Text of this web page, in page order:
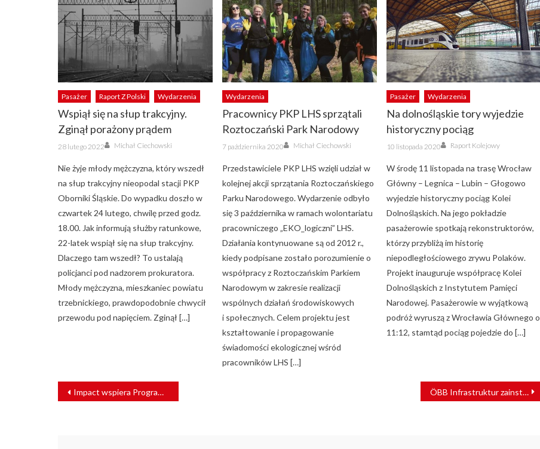
Pasażer Raport Z Polski Wydarzenia
Wspiął się na słup trakcyjny.
Zginął porażony prądem
Posted
on
28 lutego 2022 Author
Michał Ciechowski
Nie żyje młody mężczyzna, który wszedł
na słup trakcyjny nieopodal stacji PKP
Oborniki Śląskie. Do wypadku doszło w
czwartek 24 lutego, chwilę przed godz.
18.00. Jak informują służby ratunkowe,
22-latek wspiął się na słup trakcyjny.
Dlaczego tam wszedł? To ustalają
policjanci pod nadzorem prokuratora.
Młody mężczyzna, mieszkaniec powiatu
trzebnickiego, prawdopodobnie chwycił
przewodu pod napięciem. Zginął […]
Wydarzenia
Pracownicy PKP LHS sprzątali
Roztoczański Park Narodowy
Posted
on
7 października 2020 Author
Michał Ciechowski
Przedstawiciele PKP LHS wzięli udział w
kolejnej akcji sprzątania Roztoczańskiego
Parku Narodowego. Wydarzenie odbyło
się 3 października w ramach wolontariatu
pracowniczego „EKO_logiczni” LHS.
Działania kontynuowane są od 2012 r.,
kiedy podpisane zostało porozumienie o
współpracy z Roztoczańskim Parkiem
Narodowym w zakresie realizacji
wspólnych działań środowiskowych
i społecznych. Celem projektu jest
kształtowanie i propagowanie
świadomości ekologicznej wśród
pracowników LHS […]
Pasażer Wydarzenia
Na dolnośląskie tory wyjedzie
historyczny pociąg
Posted
on
10 listopada 2020 Author
Raport Kolejowy
W środę 11 listopada na trasę Wrocław
Główny – Legnica – Lubin – Głogowo
wyjedzie historyczny pociąg Kolei
Dolnośląskich. Na jego pokładzie
pasażerowie spotkają rekonstruktorów,
którzy przybliżą im historię
niepodległościowego zrywu Polaków.
Projekt inauguruje współpracę Kolei
Dolnośląskich z Instytutem Pamięci
Narodowej. Pasażerowie w wyjątkową
podróż wyruszą z Wrocławia Głównego o
11:12, stamtąd pociąg pojedzie do […]
NAWIGACJA
WPISU
Impact wspiera Program Zielona Kolej ÖBB Infrastruktur zainstaluje w trzech terminalach “bramki wideo”